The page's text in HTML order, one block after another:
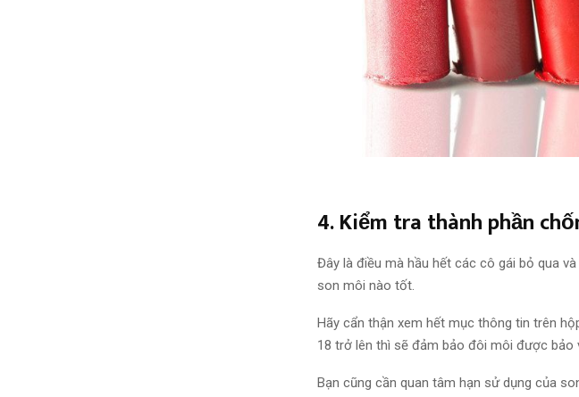
4. Kiểm tra thành phần
Đây là điều mà hầu hết các cô gái bỏ qua và
son môi nào tốt.
Hãy cẩn thận xem hết mục thông tin trên
18 trở lên thì sẽ đảm bảo đôi môi được bảo
Bạn cũng cần quan tâm hạn sử dụng của